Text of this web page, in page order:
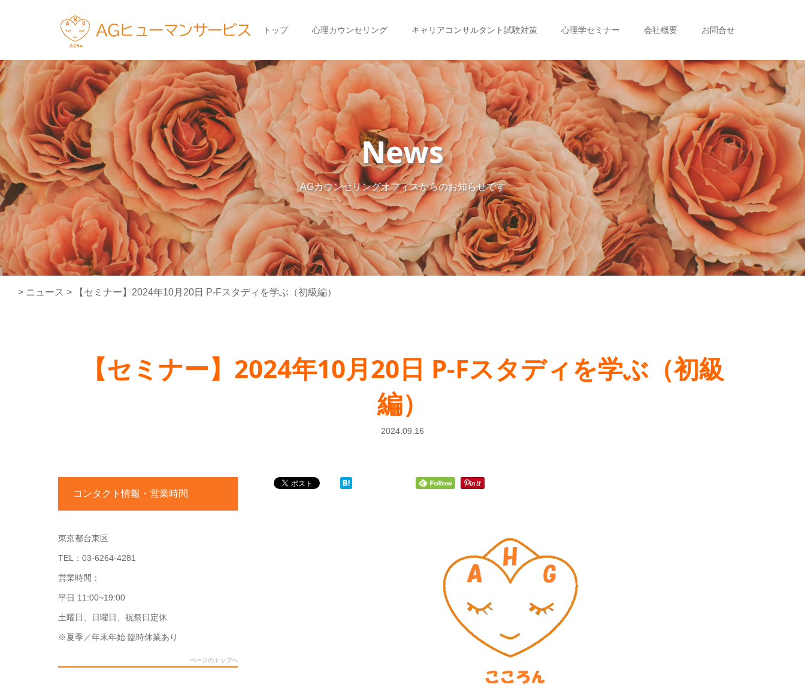
トップ 心理カウンセリング キャリアコンサルタント試験対策 心理学セミナー 会社概要 お問合せ
News
AGカウンセリングオフィスからのお知らせです
> ニュース > 【セミナー】2024年10月20日 P-Fスタディを学ぶ（初級編）
【セミナー】2024年10月20日 P-Fスタディを学ぶ（初級
編）
2024.09.16
コンタクト情報・営業時間
東京都台東区
TEL：03-6264-4281
営業時間：
平日 11:00~19:00
土曜日、日曜日、祝祭日定休
※夏季／年末年始 臨時休業あり
ページのトップへ